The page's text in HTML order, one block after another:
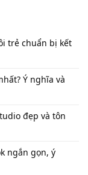
trẻ chuẩn bị kết
Ý nghĩa và
đẹp và tôn
ngắn gọn, ý